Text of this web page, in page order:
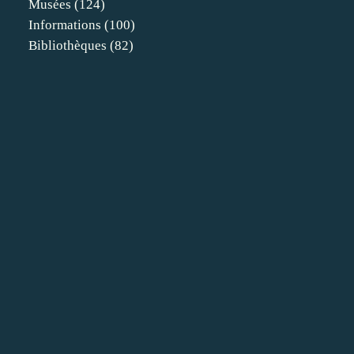
Musées (124)
Informations (100)
Bibliothèques (82)